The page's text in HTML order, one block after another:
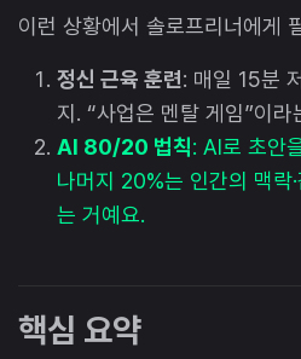
이런 상황에서 솔로프리너에게
정신 근육 훈련: 매일 15분
지. “사업은 멘탈 게임”이
AI 80/20 법칙: AI로 초안
나머지 20%는 인간의 맥락
는 거예요.
핵심 요약